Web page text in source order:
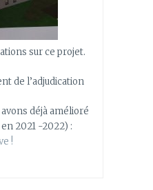
sur ce projet.
de l’adjudication
déjà amélioré
2021 -2022) :
!